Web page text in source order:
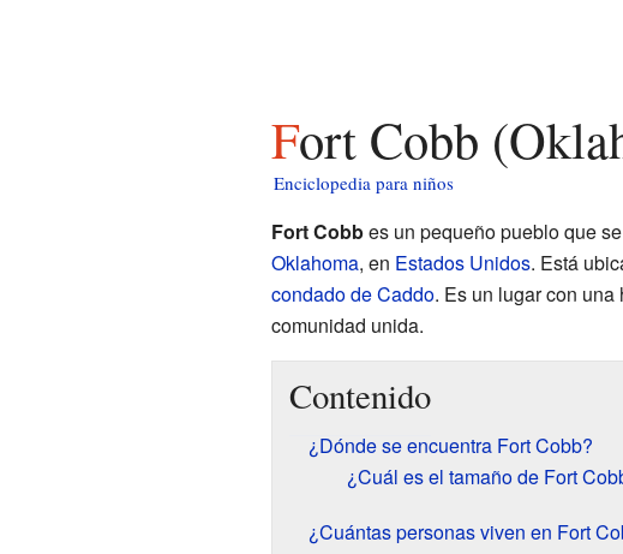
Fort Cobb
Enciclopedia para niños
Fort Cobbes un pequeño pueblo que
Oklahoma, en Estados Unidos. Está
condado de Caddo. Es un lugar con
comunidad unida.
Contenido
¿Dónde se encuentra Fort Cobb?
¿Cuál es el tamaño de Fort
¿Cuántas personas viven en Fort